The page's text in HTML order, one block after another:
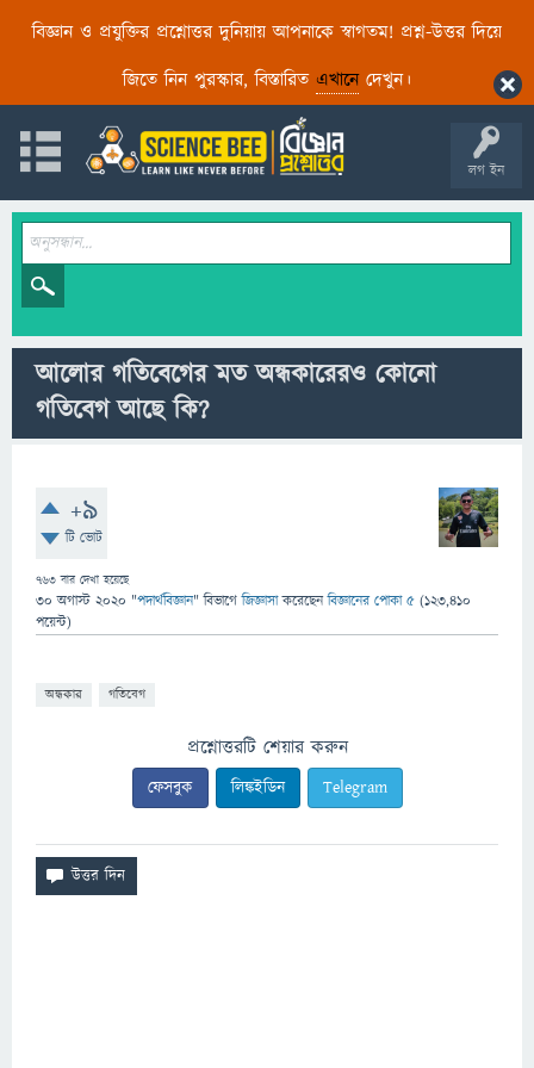
বিজ্ঞান ও প্রযুক্তির প্রশ্নোত্তর দুনিয়ায় আপনাকে স্বাগতম! প্রশ্ন-উত্তর দিয়ে
জিতে নিন পুরস্কার, বিস্তারিত এখানেদেখুন।
লগ ইন
আলোর গতিবেগের মত অন্ধকারেরও কোনো
গতিবেগ আছে কি?
+9
টি ভোট
763 বার দেখা হয়েছে
30 অগাস্ট 2020 "পদার্থবিজ্ঞান" বিভাগে জিজ্ঞাসাকরেছেনবিজ্ঞানের পোকা ৫ (123,410
পয়েন্ট)
অন্ধকার গতিবেগ
প্রশ্নোত্তরটি শেয়ার করুন
ফেসবুক লিঙ্কইডিন Telegram